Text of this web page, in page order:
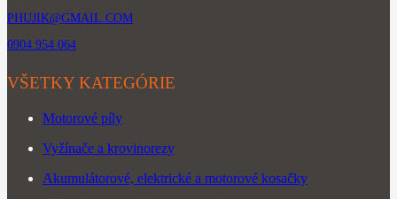
PHUJIK@GMAIL.COM
0904 954 064
VŠETKY KATEGÓRIE
Motorové píly
Vyžínače a krovinorezy
Akumulátorové, elektrické a motorové kosačky